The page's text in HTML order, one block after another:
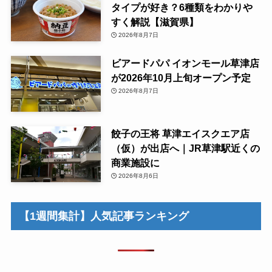
タイプが好き？6種類をわかりや
すく解説【滋賀県】
2026年8月7日
ビアードパパ イオンモール草津店
が2026年10月上旬オープン予定
2026年8月7日
餃子の王将 草津エイスクエア店
（仮）が出店へ｜JR草津駅近くの
商業施設に
2026年8月6日
【1週間集計】人気記事ランキング